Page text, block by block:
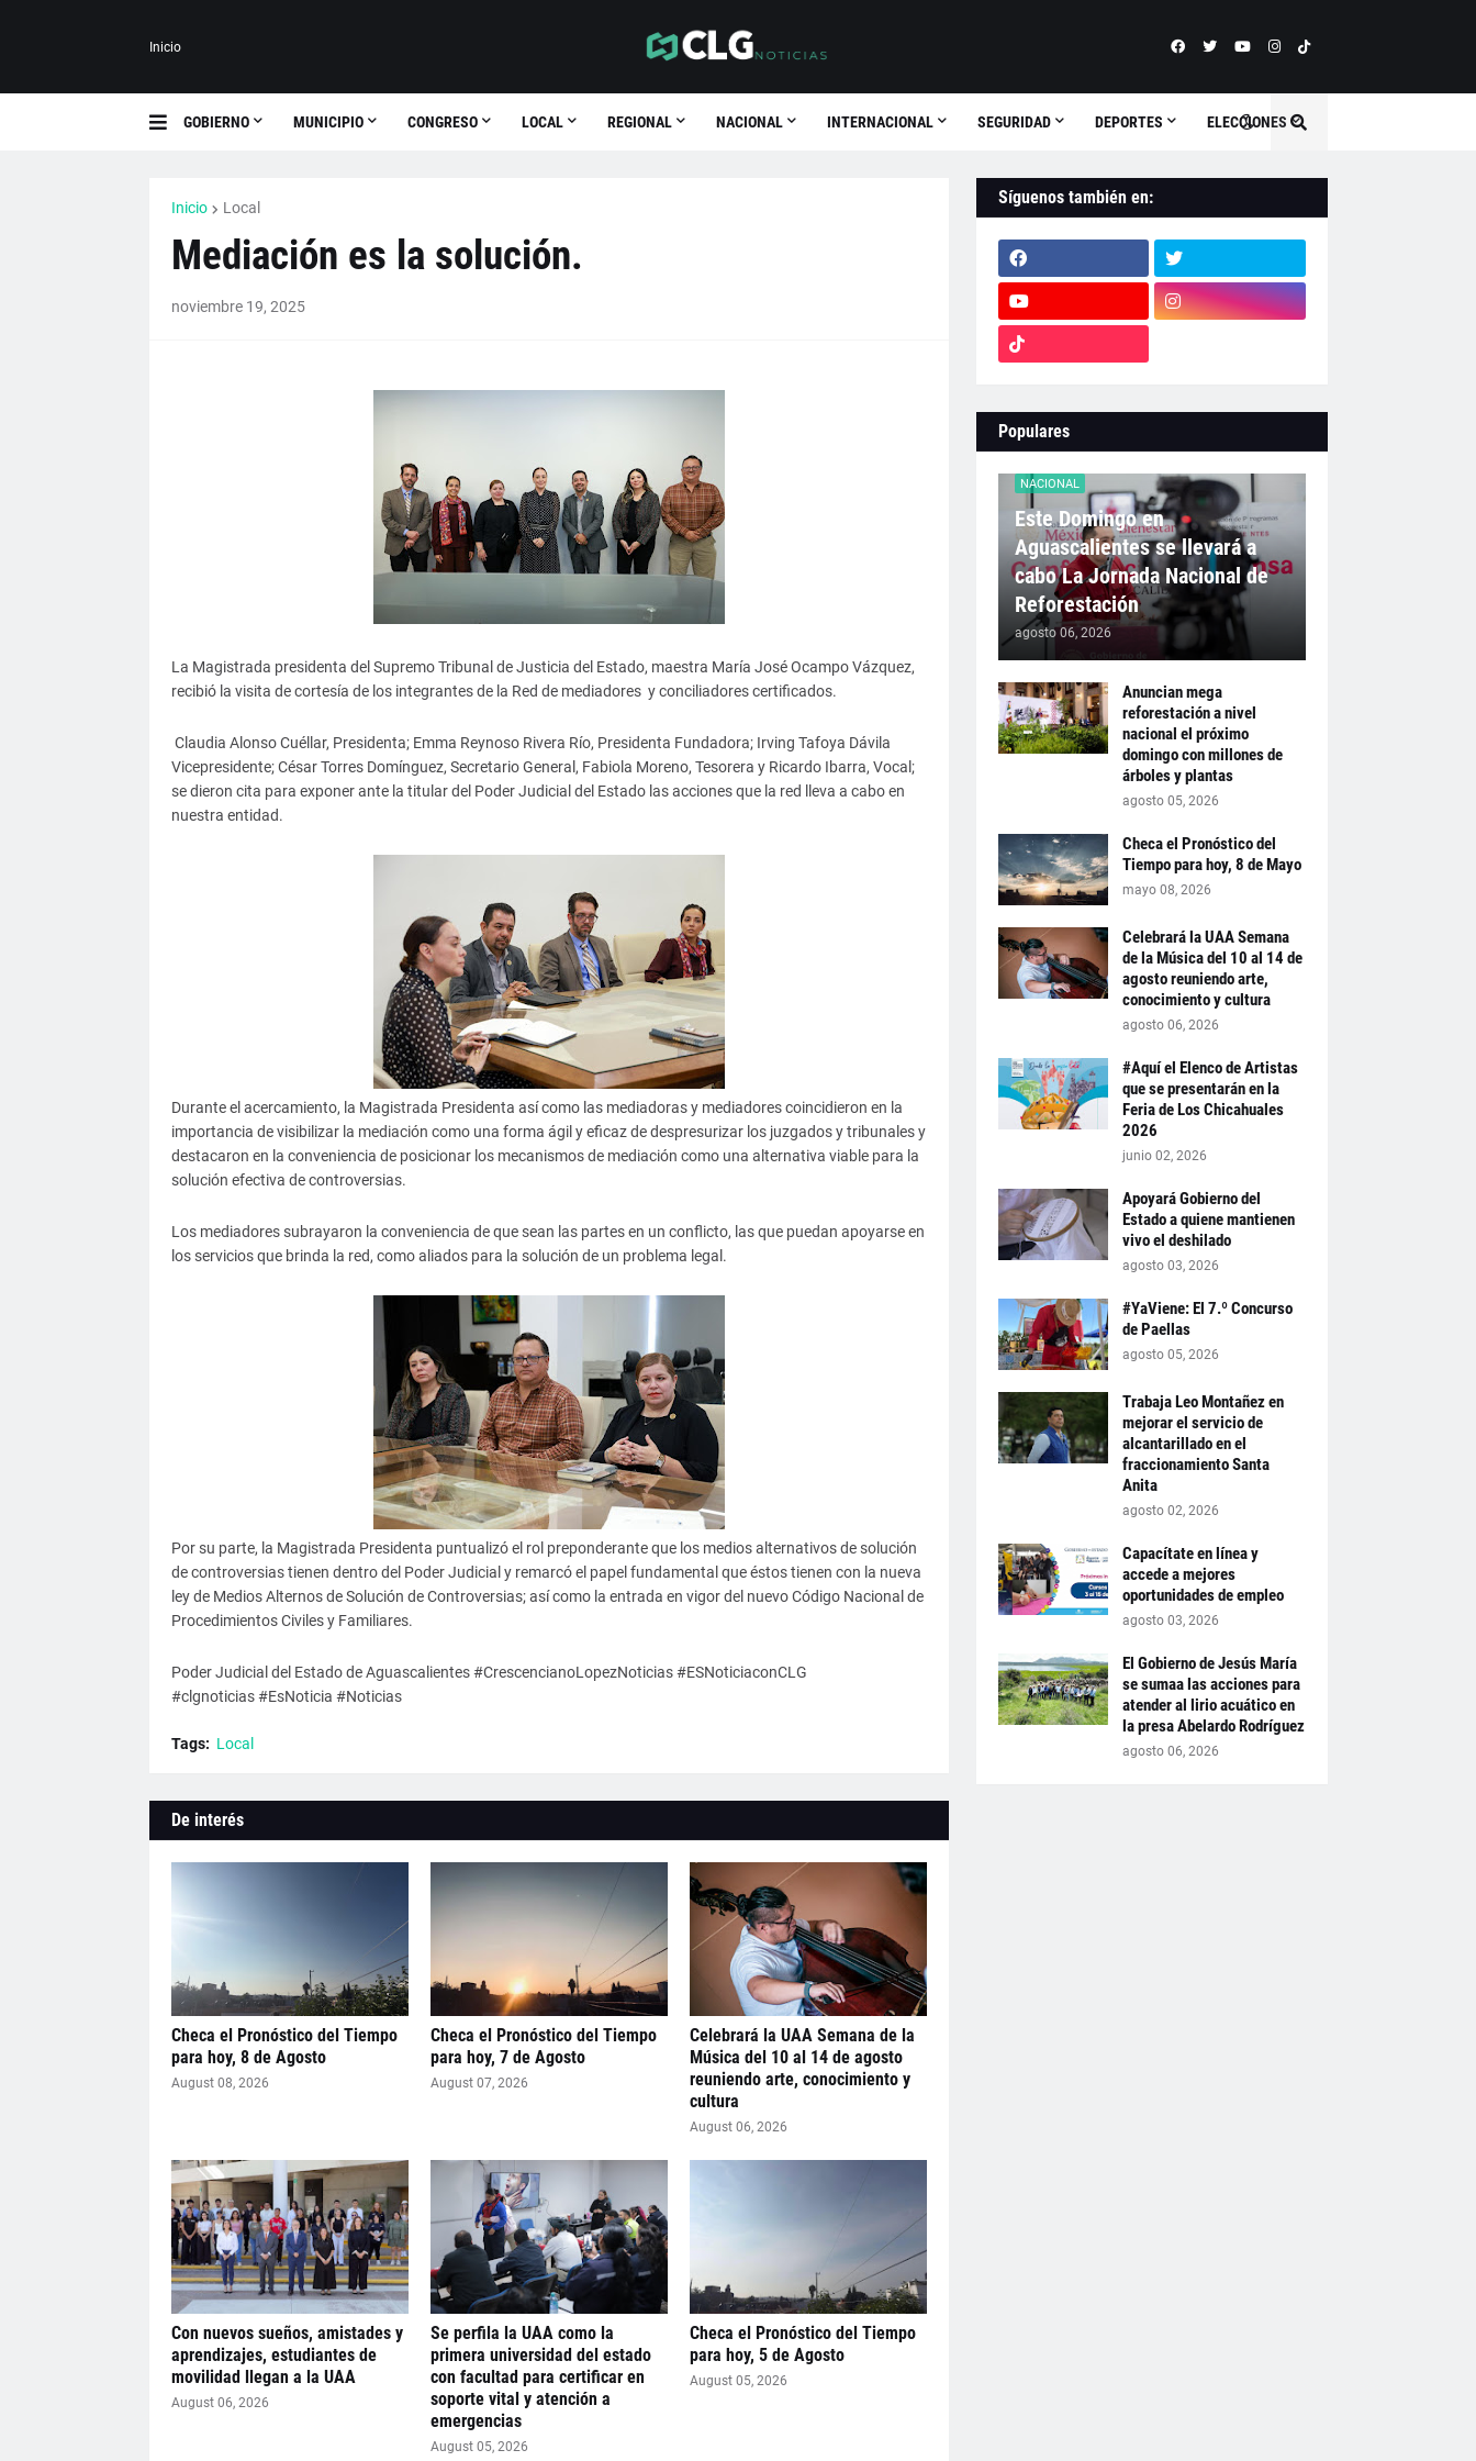
Inicio
GOBIERNO MUNICIPIO CONGRESO LOCAL REGIONAL NACIONAL INTERNACIONAL SEGURIDAD DEPORTES ELECCIONES
Inicio Local
Mediación es la solución.
noviembre 19, 2025
La Magistrada presidenta del Supremo Tribunal de Justicia del Estado, maestra María José Ocampo Vázquez,
recibió la visita de cortesía de los integrantes de la Red de mediadores y conciliadores certificados.
Claudia Alonso Cuéllar, Presidenta; Emma Reynoso Rivera Río, Presidenta Fundadora; Irving Tafoya Dávila
Vicepresidente; César Torres Domínguez, Secretario General, Fabiola Moreno, Tesorera y Ricardo Ibarra, Vocal;
se dieron cita para exponer ante la titular del Poder Judicial del Estado las acciones que la red lleva a cabo en
nuestra entidad.
Durante el acercamiento, la Magistrada Presidenta así como las mediadoras y mediadores coincidieron en la
importancia de visibilizar la mediación como una forma ágil y eficaz de despresurizar los juzgados y tribunales y
destacaron en la conveniencia de posicionar los mecanismos de mediación como una alternativa viable para la
solución efectiva de controversias.
Los mediadores subrayaron la conveniencia de que sean las partes en un conflicto, las que puedan apoyarse en
los servicios que brinda la red, como aliados para la solución de un problema legal.
Por su parte, la Magistrada Presidenta puntualizó el rol preponderante que los medios alternativos de solución
de controversias tienen dentro del Poder Judicial y remarcó el papel fundamental que éstos tienen con la nueva
ley de Medios Alternos de Solución de Controversias; así como la entrada en vigor del nuevo Código Nacional de
Procedimientos Civiles y Familiares.
Poder Judicial del Estado de Aguascalientes #CrescencianoLopezNoticias #ESNoticiaconCLG
#clgnoticias #EsNoticia #Noticias
Tags: Local
De interés
Checa el Pronóstico del Tiempo
para hoy, 8 de Agosto
August 08, 2026
Checa el Pronóstico del Tiempo
para hoy, 7 de Agosto
August 07, 2026
Celebrará la UAA Semana de la
Música del 10 al 14 de agosto
reuniendo arte, conocimiento y
cultura
August 06, 2026
Con nuevos sueños, amistades y
aprendizajes, estudiantes de
movilidad llegan a la UAA
August 06, 2026
Se perfila la UAA como la
primera universidad del estado
con facultad para certificar en
soporte vital y atención a
emergencias
August 05, 2026
Checa el Pronóstico del Tiempo
para hoy, 5 de Agosto
August 05, 2026
Síguenos también en:
Populares
NACIONAL
Este Domingo en
Aguascalientes se llevará a
cabo La Jornada Nacional de
Reforestación
agosto 06, 2026
Anuncian mega
reforestación a nivel
nacional el próximo
domingo con millones de
árboles y plantas
agosto 05, 2026
Checa el Pronóstico del
Tiempo para hoy, 8 de Mayo
mayo 08, 2026
Celebrará la UAA Semana
de la Música del 10 al 14 de
agosto reuniendo arte,
conocimiento y cultura
agosto 06, 2026
#Aquí el Elenco de Artistas
que se presentarán en la
Feria de Los Chicahuales
2026
junio 02, 2026
Apoyará Gobierno del
Estado a quiene mantienen
vivo el deshilado
agosto 03, 2026
#YaViene: El 7.º Concurso
de Paellas
agosto 05, 2026
Trabaja Leo Montañez en
mejorar el servicio de
alcantarillado en el
fraccionamiento Santa
Anita
agosto 02, 2026
Capacítate en línea y
accede a mejores
oportunidades de empleo
agosto 03, 2026
El Gobierno de Jesús María
se sumaa las acciones para
atender al lirio acuático en
la presa Abelardo Rodríguez
agosto 06, 2026